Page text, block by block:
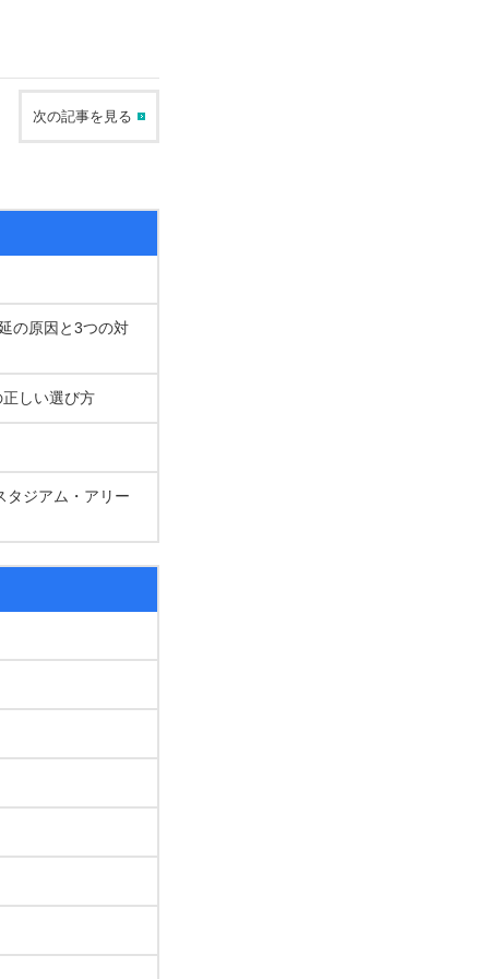
次の記事を見る
の原因と3つの対
しい選び方
タジアム・アリー